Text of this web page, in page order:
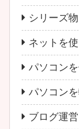
シリーズ物
ネットを
パソコン
パソコン
ブログ運